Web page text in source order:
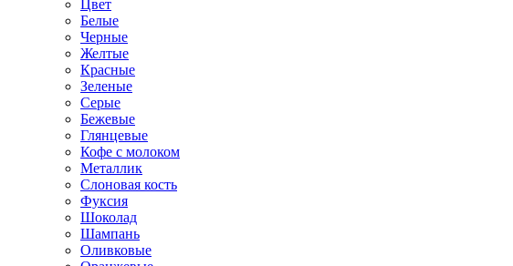
Цвет
Белые
Черные
Желтые
Красные
Зеленые
Серые
Бежевые
Глянцевые
Кофе с молоком
Металлик
Слоновая кость
Фуксия
Шоколад
Шампань
Оливковые